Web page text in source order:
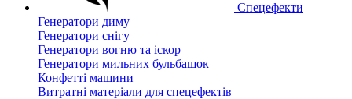
Спецефекти
Генератори диму
Генератори снігу
Генератори вогню та іскор
Генератори мильних бульбашок
Конфетті машини
Витратні матеріали для спецефектів